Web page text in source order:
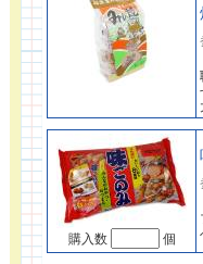
購入数 個